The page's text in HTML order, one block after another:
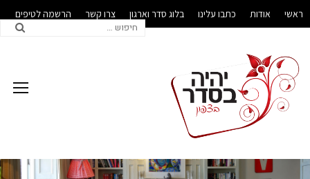
ראשי אודות כתבו עלינו בלוג סדר וארגון צרו קשר הרשמה לטיפים